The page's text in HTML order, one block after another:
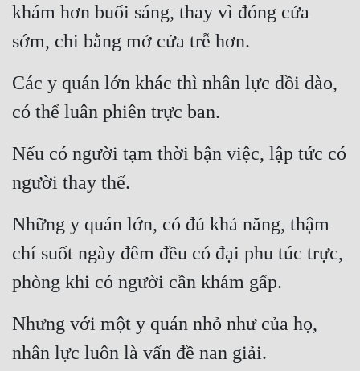
khám hơn buổi sáng, thay vì đóng cửa
sớm, chi bằng mở cửa trễ hơn.
Các y quán lớn khác thì nhân lực dồi dào,
có thể luân phiên trực ban.
Nếu có người tạm thời bận việc, lập tức có
người thay thế.
Những y quán lớn, có đủ khả năng, thậm
chí suốt ngày đêm đều có đại phu túc trực,
phòng khi có người cần khám gấp.
Nhưng với một y quán nhỏ như của họ,
nhân lực luôn là vấn đề nan giải.